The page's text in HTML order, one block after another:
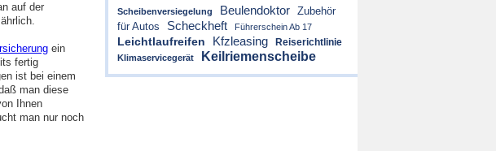
auf der
ein
fertig
ist bei einem
man diese
Ihnen
man nur noch
Scheibenversiegelung Beulendoktor
Zubehör
für Autos
Scheckheft Führerschein Ab 17
Leichtlaufreifen Kfzleasing Reiserichtlinie
Klimaservicegerät Keilriemenscheibe